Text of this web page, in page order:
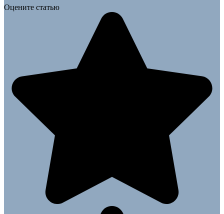
Оцените статью